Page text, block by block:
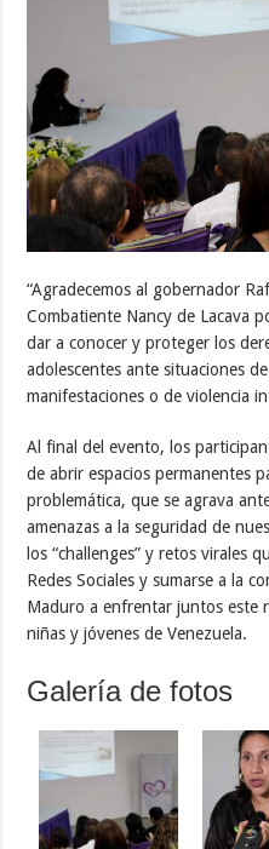
“Agradecemos al gobernador
Combatiente Nancy de Lacava
dar a conocer y proteger los
adolescentes ante situaciones
manifestaciones o de violencia
Al final del evento, los
de abrir espacios permanentes
problemática, que se agrava
amenazas a la seguridad de
los “challenges” y retos virales
Redes Sociales y sumarse a la
Maduro a enfrentar juntos este
niñas y jóvenes de Venezuela.
Galería de fotos